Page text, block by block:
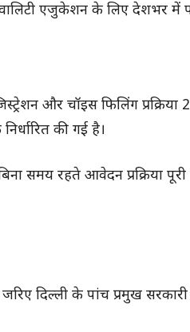
एजुकेशन के लिए देशभर में
और चॉइस फिलिंग
की गई है।
समय रहते आवेदन प्रक्रिया
दिल्ली के पांच प्रमुख